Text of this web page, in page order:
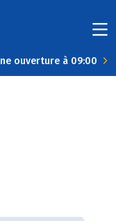
ouverture à 09:00